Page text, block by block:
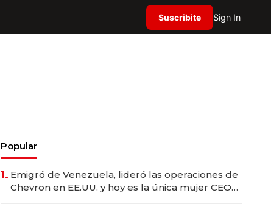
Suscribite Sign In
Popular
1. Emigró de Venezuela, lideró las operaciones de
Chevron en EE.UU. y hoy es la única mujer CEO